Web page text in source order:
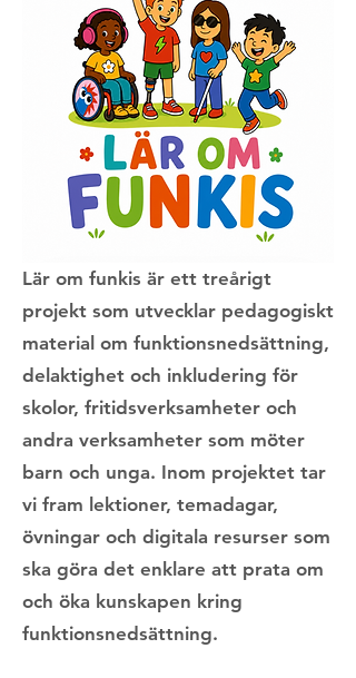
Lär om funkis är ett treårigt
projekt som utvecklar pedagogiskt
material om funktionsnedsättning,
delaktighet och inkludering för
skolor, fritidsverksamheter och
andra verksamheter som möter
barn och unga. Inom projektet tar
vi fram lektioner, temadagar,
övningar och digitala resurser som
ska göra det enklare att prata om
och öka kunskapen kring
funktionsnedsättning.